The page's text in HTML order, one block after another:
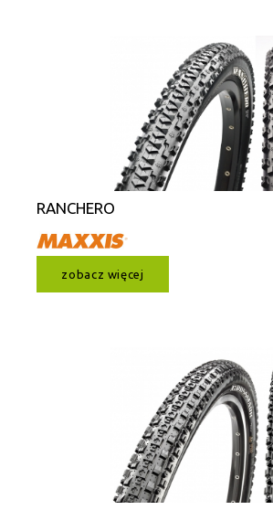
RANCHERO
zobacz więcej